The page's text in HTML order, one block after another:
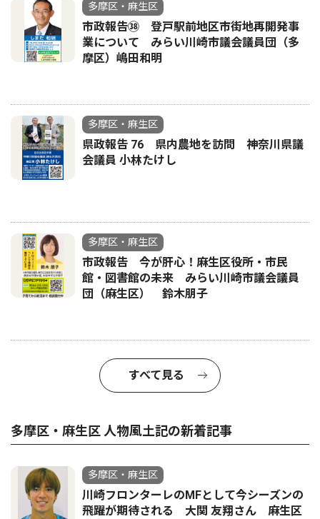
多摩区・麻生区
市政報告㊳ 登戸駅前地区市街地再開発事
業について みらい川崎市議会議員団（多
摩区）嶋田和明
多摩区・麻生区
県政報告 76 県内農地を訪問 神奈川県議
会議員 小林たけし
多摩区・麻生区
市政報告 今が肝心！麻生区役所・市民
館・図書館の未来 みらい川崎市議会議員
団（麻生区） 鈴木朋子
すべて見る
多摩区・麻生区 人物風土記の新着記事
多摩区・麻生区
川崎フロンターレのMFとして今シーズンの
飛躍が期待される 大関 友翔さん 麻生区